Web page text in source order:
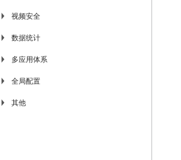
▶ 视频安全
▶ 数据统计
▶ 多应用体系
▶ 全局配置
▶ 其他